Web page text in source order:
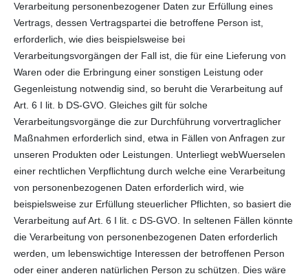
Verarbeitung personenbezogener Daten zur Erfüllung eines
Vertrags, dessen Vertragspartei die betroffene Person ist,
erforderlich, wie dies beispielsweise bei
Verarbeitungsvorgängen der Fall ist, die für eine Lieferung von
Waren oder die Erbringung einer sonstigen Leistung oder
Gegenleistung notwendig sind, so beruht die Verarbeitung auf
Art. 6 I lit. b DS-GVO. Gleiches gilt für solche
Verarbeitungsvorgänge die zur Durchführung vorvertraglicher
Maßnahmen erforderlich sind, etwa in Fällen von Anfragen zur
unseren Produkten oder Leistungen. Unterliegt webWuerselen
einer rechtlichen Verpflichtung durch welche eine Verarbeitung
von personenbezogenen Daten erforderlich wird, wie
beispielsweise zur Erfüllung steuerlicher Pflichten, so basiert die
Verarbeitung auf Art. 6 I lit. c DS-GVO. In seltenen Fällen könnte
die Verarbeitung von personenbezogenen Daten erforderlich
werden, um lebenswichtige Interessen der betroffenen Person
oder einer anderen natürlichen Person zu schützen. Dies wäre